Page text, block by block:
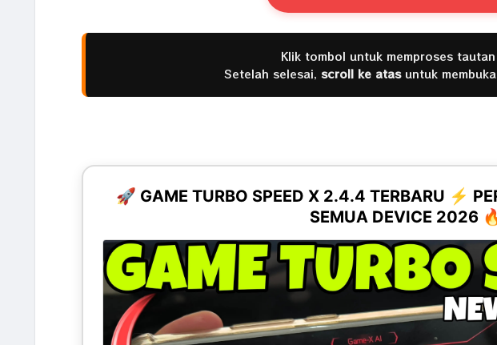
Klik tombol untuk memproses
Setelah selesai, scroll ke atasuntuk
🚀 GAME TURBO SPEED X 2.4.4 TERBARU ⚡
SEMUA DEVICE 2026